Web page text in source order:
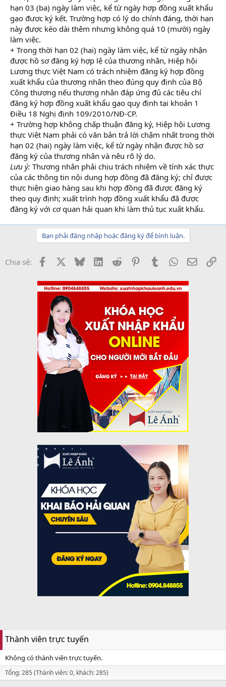
hạn 03 (ba) ngày làm việc, kể từ ngày hợp đồng xuất khẩu
gạo được ký kết. Trường hợp có lý do chính đáng, thời hạn
này được kéo dài thêm nhưng không quá 10 (mười) ngày
làm việc.
+ Trong thời hạn 02 (hai) ngày làm việc, kể từ ngày nhận
được hồ sơ đăng ký hợp lệ của thương nhân, Hiệp hội
Lương thực Việt Nam có trách nhiệm đăng ký hợp đồng
xuất khẩu của thương nhân theo đúng quy định của Bộ
Công thương nếu thương nhân đáp ứng đủ các tiêu chí
đăng ký hợp đồng xuất khẩu gạo quy định tại khoản 1
Điều 18 Nghị định 109/2010/NĐ-CP.
+ Trường hợp không chấp thuận đăng ký, Hiệp hội Lương
thực Việt Nam phải có văn bản trả lời chậm nhất trong thời
hạn 02 (hai) ngày làm việc, kể từ ngày nhận được hồ sơ
đăng ký của thương nhân và nêu rõ lý do.
Lưu ý: Thương nhân phải chịu trách nhiệm về tính xác thực
của các thông tin nội dung hợp đồng đã đăng ký; chỉ được
thực hiện giao hàng sau khi hợp đồng đã được đăng ký
theo quy định; xuất trình hợp đồng xuất khẩu đã được
đăng ký với cơ quan hải quan khi làm thủ tục xuất khẩu.
Bạn phải đăng nhập hoặc đăng ký để bình luận.
Chia sẻ: Facebook BlueskyLinkedInReddit PinterestTumblrWhatsApp
Email
Thành viên trực tuyến
Không có thành viên trực tuyến.
Tổng: 285 (Thành viên: 0, khách: 285)